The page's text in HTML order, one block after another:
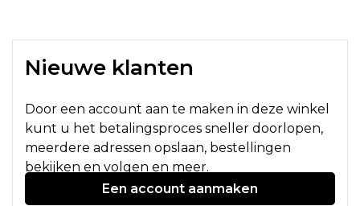
Nieuwe klanten
Door een account aan te maken in deze winkel
kunt u het betalingsproces sneller doorlopen,
meerdere adressen opslaan, bestellingen
bekijken en volgen en meer.
Een account aanmaken